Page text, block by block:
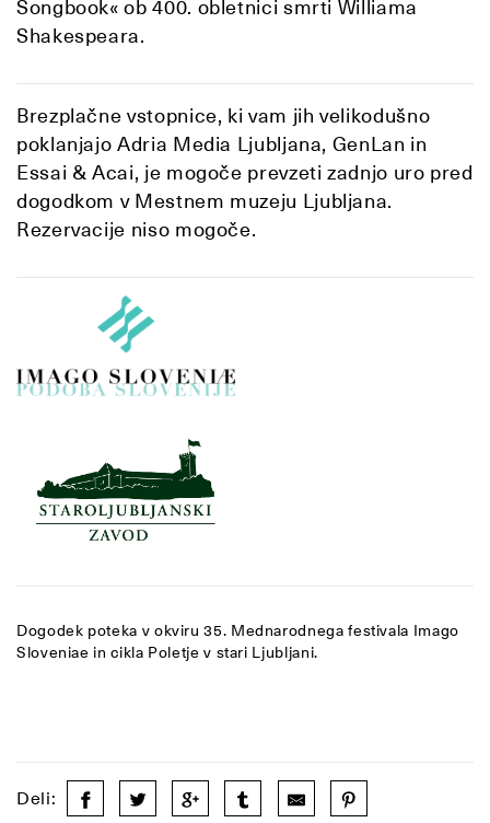
Songbook« ob 400. obletnici smrti Williama
Shakespeara.
Brezplačne vstopnice, ki vam jih velikodušno
poklanjajo Adria Media Ljubljana, GenLan in
Essai & Acai, je mogoče prevzeti zadnjo uro pred
dogodkom v Mestnem muzeju Ljubljana.
Rezervacije niso mogoče.
Dogodek poteka v okviru 35. Mednarodnega festivala Imago
Sloveniae in cikla Poletje v stari Ljubljani.
Deli: